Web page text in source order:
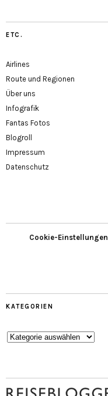
ETC.
Airlines
Route und Regionen
Über uns
Infografik
Fantas Fotos
Blogroll
Impressum
Datenschutz
Cookie-Einstellungen
KATEGORIEN
Kategorien